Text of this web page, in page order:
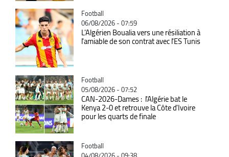
Catégorie
Football
06/08/2026 - 07:59
L'Algérien Boualia vers une résiliation à
l'amiable de son contrat avec l'ES Tunis
Catégorie
Football
05/08/2026 - 07:52
CAN-2026-Dames : l'Algérie bat le
Kenya 2-0 et retrouve la Côte d'Ivoire
pour les quarts de finale
Catégorie
Football